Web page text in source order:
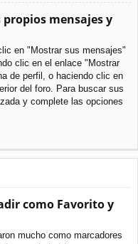
mensajes y
en "Mostrar sus mensajes"
clic en el enlace "Mostrar
de perfil, o haciendo clic en
del foro. Para buscar sus
y complete las opciones
como Favorito y
mucho como marcadores